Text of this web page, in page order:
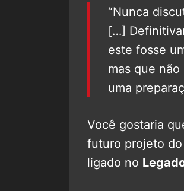
“Nunca
[…]
este fosse
mas que
uma
Você gostaria
futuro projeto
ligado no